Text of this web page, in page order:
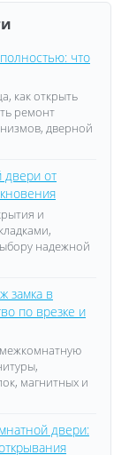
что
как открыть
ремонт
дверной
двери от
и
надежной
замка в
по врезке и
межкомнатную
магнитных и
двери: